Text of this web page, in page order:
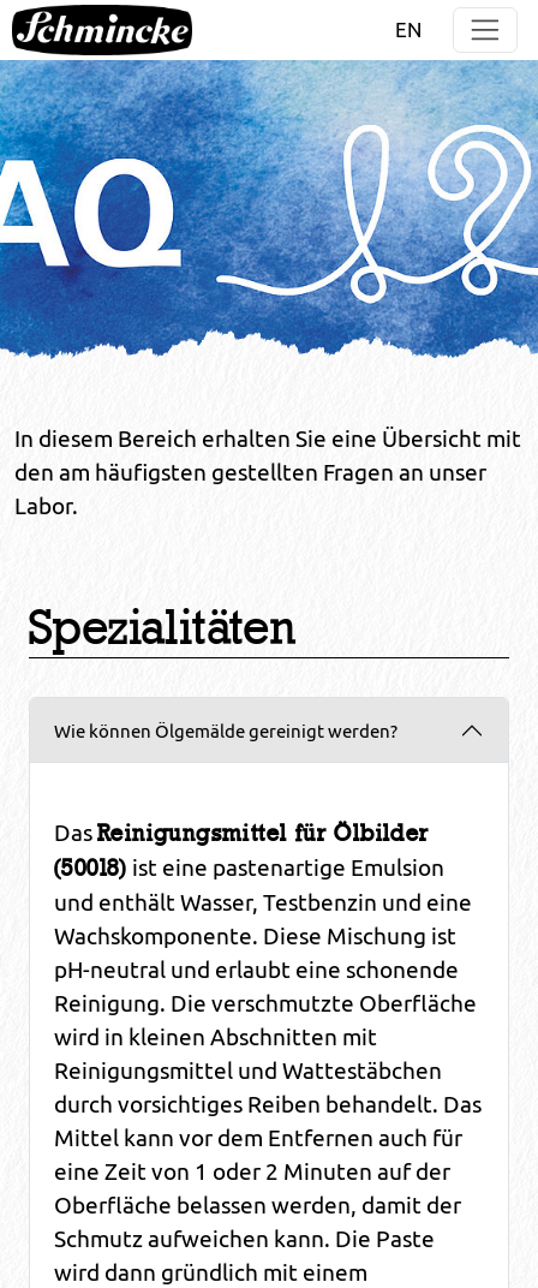
Direkt zur Hauptnavigation springen
Direkt zum Inhalt springen
EN
In diesem Bereich erhalten Sie eine Übersicht mit
den am häufigsten gestellten Fragen an unser
Labor.
Spezialitäten
Wie können Ölgemälde gereinigt werden?
DasReinigungsmittel für Ölbilder
(50018) ist eine pastenartige Emulsion
und enthält Wasser, Testbenzin und eine
Wachskomponente. Diese Mischung ist
pH-neutral und erlaubt eine schonende
Reinigung. Die verschmutzte Oberfläche
wird in kleinen Abschnitten mit
Reinigungsmittel und Wattestäbchen
durch vorsichtiges Reiben behandelt. Das
Mittel kann vor dem Entfernen auch für
eine Zeit von 1 oder 2 Minuten auf der
Oberfläche belassen werden, damit der
Schmutz aufweichen kann. Die Paste
wird dann gründlich mit einem